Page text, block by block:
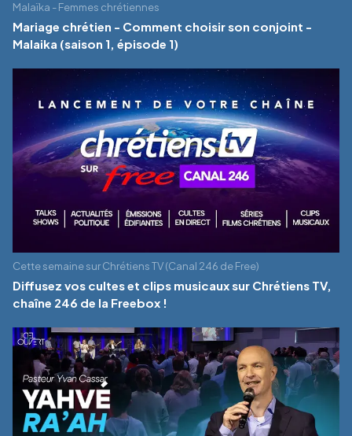
Malaïka - Femmes chrétiennes
Mariage chrétien - Comment choisir son conjoint -
Malaika (saison 1, épisode 1)
Cette semaine sur Chrétiens TV (Canal 246 de Free)
Diffusez vos cultes et clips musicaux sur Chrétiens TV,
chaîne 246 de la Freebox !